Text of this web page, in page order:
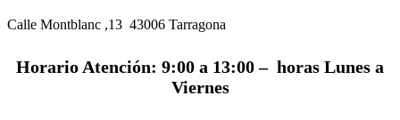
Calle Montblanc ,13 43006 Tarragona
Horario Atención: 9:00 a 13:00 – horas Lunes a
Viernes